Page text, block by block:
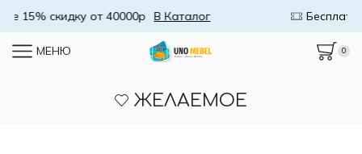
В Каталог Бесплатная доставка от
МЕНЮ 0
ЖЕЛАЕМОЕ